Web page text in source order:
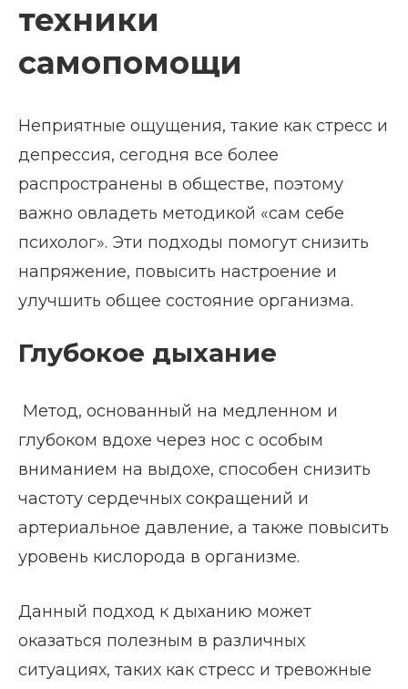
техники
самопомощи
Неприятные ощущения, такие как стресс и
депрессия, сегодня все более
распространены в обществе, поэтому
важно овладеть методикой «сам себе
психолог». Эти подходы помогут снизить
напряжение, повысить настроение и
улучшить общее состояние организма.
Глубокое дыхание
Метод, основанный на медленном и
глубоком вдохе через нос с особым
вниманием на выдохе, способен снизить
частоту сердечных сокращений и
артериальное давление, а также повысить
уровень кислорода в организме.
Данный подход к дыханию может
оказаться полезным в различных
ситуациях, таких как стресс и тревожные